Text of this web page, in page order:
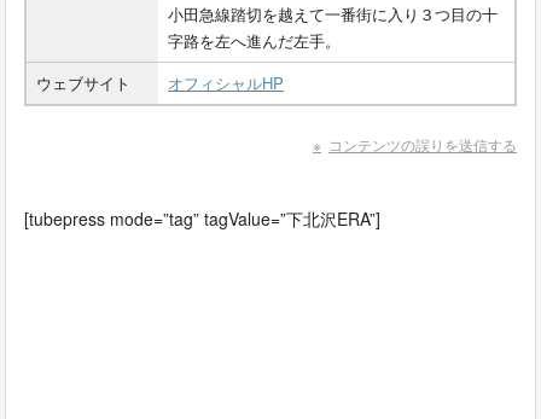
小田急線踏切を越えて一番街に入り３つ目の十
字路を左へ進んだ左手。
ウェブサイト
オフィシャルHP
コンテンツの誤りを送信する
[tubepress mode=”tag” tagValue=”下北沢ERA”]